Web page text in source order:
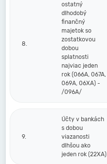
8.
ostatný
dlhodobý
finančný
majetok so
zostatkovou
dobou
splatnosti
najviac jeden
rok (066A, 067A,
069A, 06XA) -
/096A/
9.
Účty v bankách
s dobou
viazanosti
dlhšou ako
jeden rok (22XA)